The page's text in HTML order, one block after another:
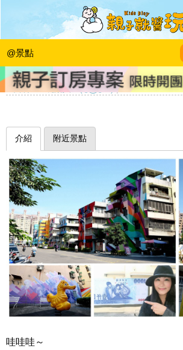
@景點
全台最大千元鈔、華麗大
市都是我的調色盤～高雄
區(衛武迷迷村)
✿西莉亞✿玩樂人生(◡‿◡✿)|2017-11-29
介紹 附近景點
哇哇哇～